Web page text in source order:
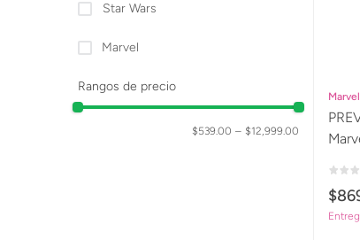
Star Wars
Marvel
Rangos de precio
$539.00 – $12,999.00
Marvel
$